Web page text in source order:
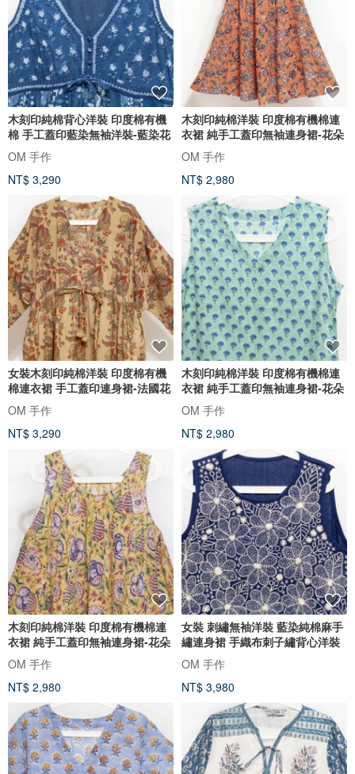
木刻印純棉背心洋裝 印度棉有機
棉 手工蓋印藍染無袖洋裝-藍染花
OM 手作
NT$ 3,290
木刻印純棉洋裝 印度棉有機棉連
衣裙 純手工蓋印無袖連身裙-花朵
OM 手作
NT$ 2,980
女裝木刻印純棉洋裝 印度棉有機
棉連衣裙 手工蓋印連身裙-法國花
OM 手作
NT$ 3,290
木刻印純棉洋裝 印度棉有機棉連
衣裙 純手工蓋印無袖連身裙-花朵
OM 手作
NT$ 2,980
木刻印純棉洋裝 印度棉有機棉連
衣裙 純手工蓋印無袖連身裙-花朵
OM 手作
NT$ 2,980
女裝 刺繡無袖洋裝 藍染純棉麻手
繡連身裙 手織布刺子繡背心洋裝
OM 手作
NT$ 3,980